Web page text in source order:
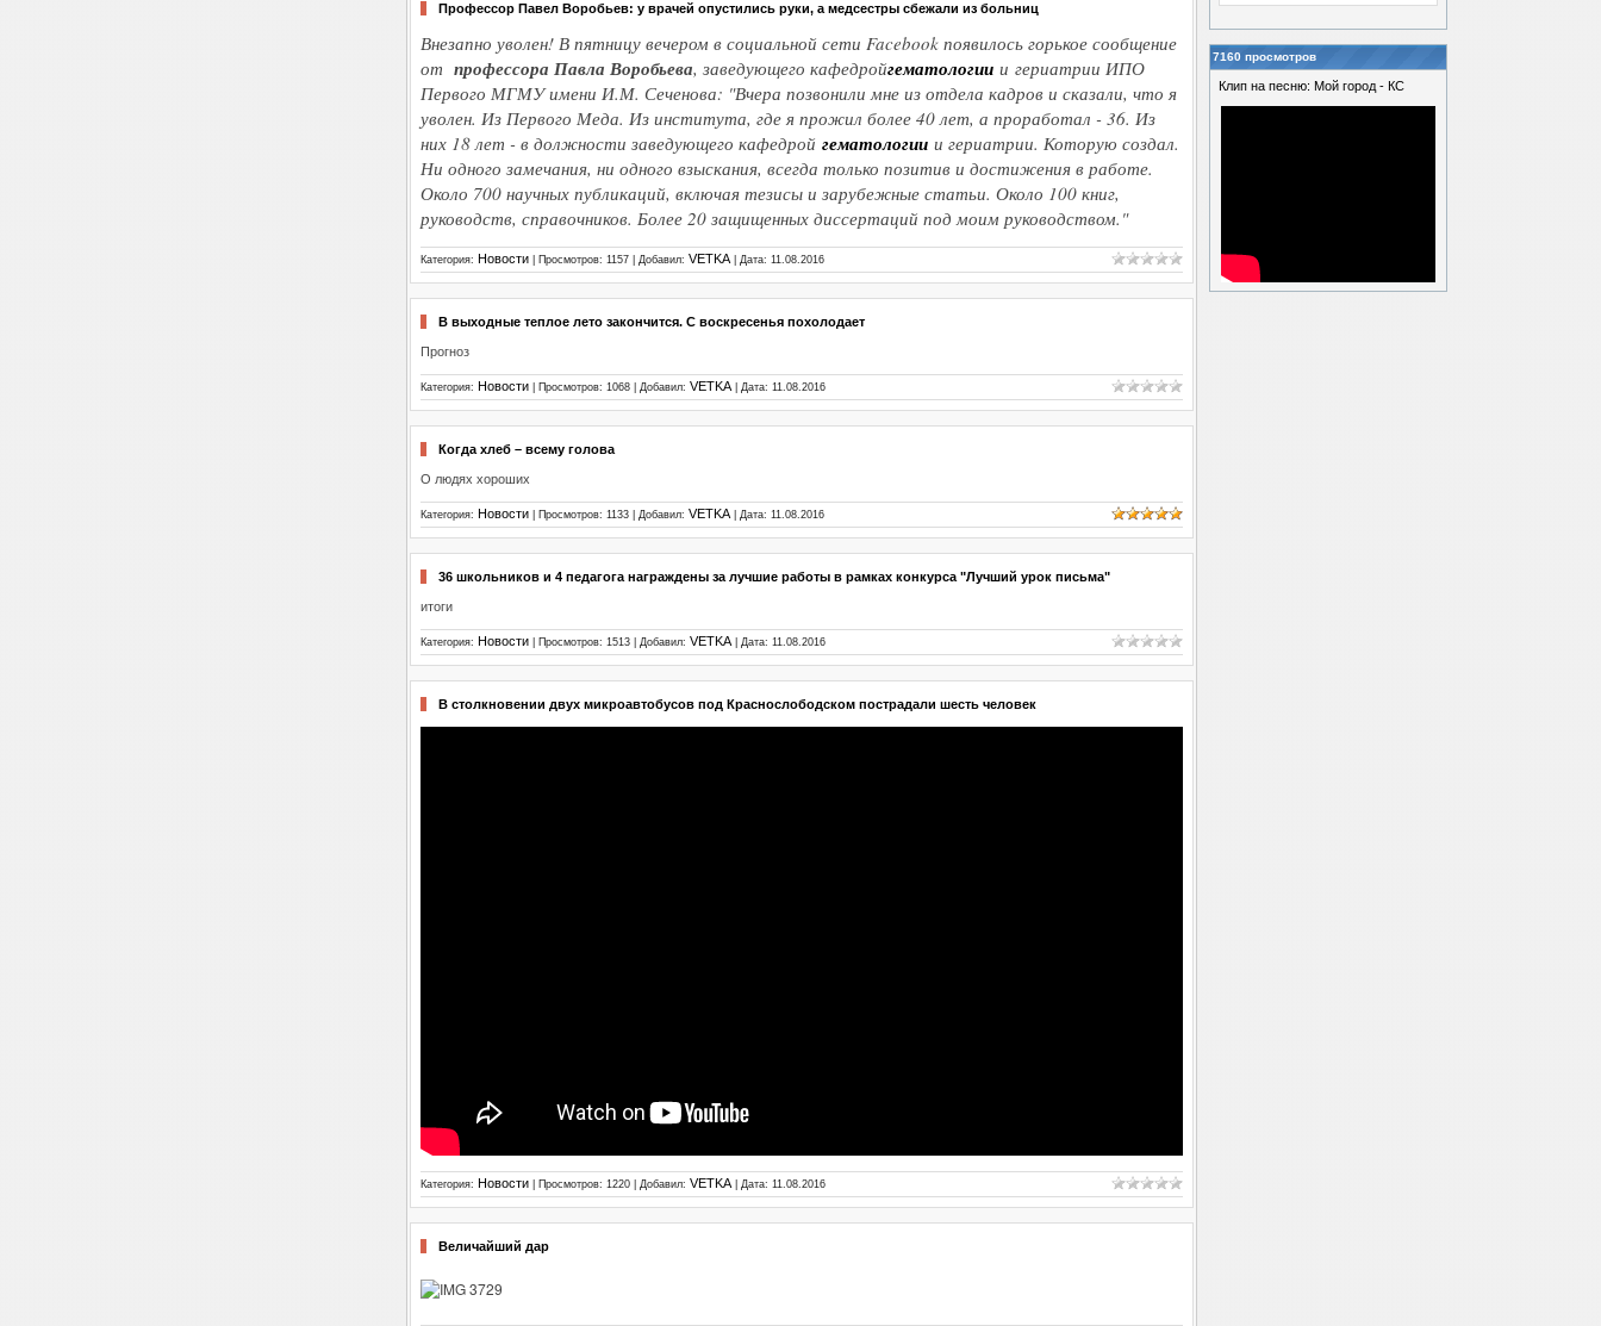
Профессор Павел Воробьев: у врачей опустились руки, а медсестры сбежали из больниц
Внезапно уволен! В пятницу вечером в социальной сети Facebook появилось горькое сообщение
от профессора Павла Воробьева, заведующего кафедройгематологиии гериатрии ИПО
Первого МГМУ имени И.М. Сеченова: "Вчера позвонили мне из отдела кадров и сказали, что я
уволен. Из Первого Меда. Из института, где я прожил более 40 лет, а проработал - 36. Из
них 18 лет - в должности заведующего кафедрой гематологиии гериатрии. Которую создал.
Ни одного замечания, ни одного взыскания, всегда только позитив и достижения в работе.
Около 700 научных публикаций, включая тезисы и зарубежные статьи. Около 100 книг,
руководств, справочников. Более 20 защищенных диссертаций под моим руководством."
Категория: Новости| Просмотров: 1157 | Добавил: VETKA| Дата: 11.08.2016
В выходные теплое лето закончится. С воскресенья похолодает
Прогноз
Категория: Новости| Просмотров: 1068 | Добавил: VETKA| Дата: 11.08.2016
Когда хлеб – всему голова
О людях хороших
Категория: Новости| Просмотров: 1133 | Добавил: VETKA| Дата: 11.08.2016
36 школьников и 4 педагога награждены за лучшие работы в рамках конкурса "Лучший урок письма"
итоги
Категория: Новости| Просмотров: 1513 | Добавил: VETKA| Дата: 11.08.2016
В столкновении двух микроавтобусов под Краснослободском пострадали шесть человек
Категория: Новости| Просмотров: 1220 | Добавил: VETKA| Дата: 11.08.2016
Величайший дар
7160 просмотров
Клип на песню: Мой город - КС